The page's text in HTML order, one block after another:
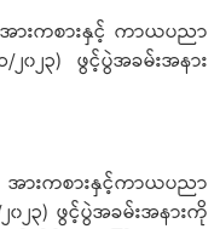
အားကစားနှင့် ကာယပညာ
၀၂၃) ဖွင့်ပွဲအခမ်းအနား
အားကစားနှင့်ကာယပညာ
၀၂၃) ဖွင့်ပွဲအခမ်းအနားကို